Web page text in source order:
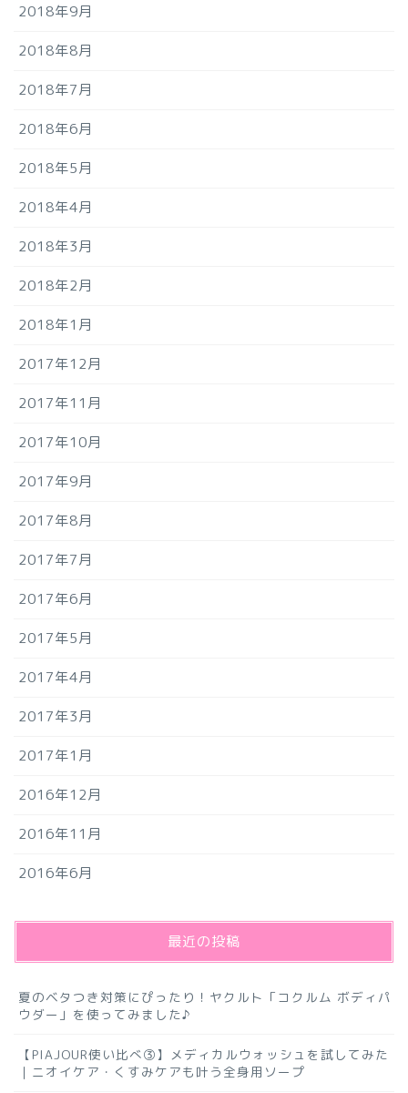
2018年9月
2018年8月
2018年7月
2018年6月
2018年5月
2018年4月
2018年3月
2018年2月
2018年1月
2017年12月
2017年11月
2017年10月
2017年9月
2017年8月
2017年7月
2017年6月
2017年5月
2017年4月
2017年3月
2017年1月
2016年12月
2016年11月
2016年6月
最近の投稿
夏のベタつき対策にぴったり！ヤクルト「コクルム ボディパ
ウダー」を使ってみました♪
【PIAJOUR使い比べ③】メディカルウォッシュを試してみた
｜ニオイケア・くすみケアも叶う全身用ソープ